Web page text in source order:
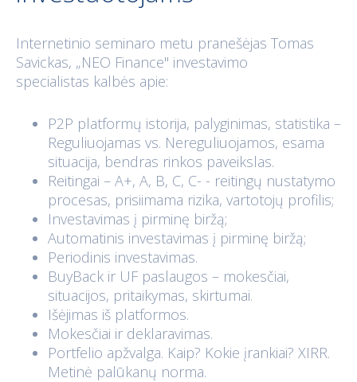
Internetinio seminaro metu pranešėjas Tomas
Savickas, „NEO Finance" investavimo
specialistas kalbės apie:
P2P platformų istorija, palyginimas, statistika –
Reguliuojamas vs. Nereguliuojamos, esama
situacija, bendras rinkos paveikslas.
Reitingai – A+, A, B, C, C- - reitingų nustatymo
procesas, prisiimama rizika, vartotojų profilis;
Investavimas į pirminę biržą;
Automatinis investavimas į pirminę biržą;
Periodinis investavimas.
BuyBack ir UF paslaugos – mokesčiai,
situacijos, pritaikymas, skirtumai.
Išėjimas iš platformos.
Mokesčiai ir deklaravimas.
Portfelio apžvalga. Kaip? Kokie įrankiai? XIRR.
Metinė palūkanų norma.